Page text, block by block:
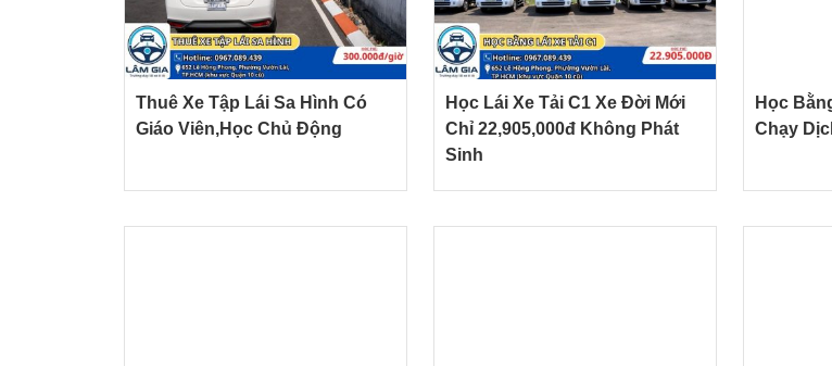
Thuê Xe Tập Lái Sa Hình Có
Giáo Viên,Học Chủ Động
Học Lái Xe Tải C1 Xe Đời Mới
Chỉ 22,905,000đ Không Phát
Sinh
Học
Chạy